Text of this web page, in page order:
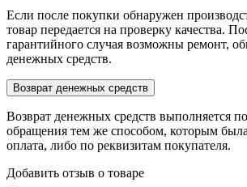
Если после покупки обнаружен
товар передается на проверку качества.
гарантийного случая возможны ремонт,
денежных средств.
Возврат денежных средств
Возврат денежных средств выполняется
обращения тем же способом, которым
оплата, либо по реквизитам покупателя.
Добавить отзыв о товаре